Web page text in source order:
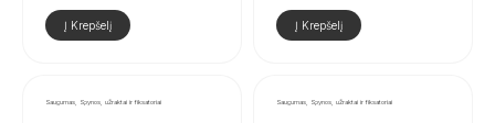
Į Krepšelį Į Krepšelį
Saugumas, Spynos, užraktai ir fiksatoriai Saugumas, Spynos, užraktai ir fiksatoriai